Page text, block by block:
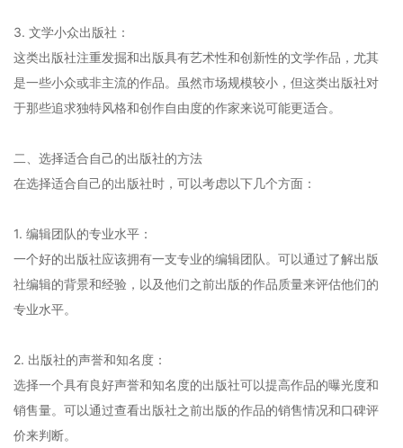
3. 文学小众出版社：
这类出版社注重发掘和出版具有艺术性和创新性的文学作品，尤其
是一些小众或非主流的作品。虽然市场规模较小，但这类出版社对
于那些追求独特风格和创作自由度的作家来说可能更适合。
二、选择适合自己的出版社的方法
在选择适合自己的出版社时，可以考虑以下几个方面：
1. 编辑团队的专业水平：
一个好的出版社应该拥有一支专业的编辑团队。可以通过了解出版
社编辑的背景和经验，以及他们之前出版的作品质量来评估他们的
专业水平。
2. 出版社的声誉和知名度：
选择一个具有良好声誉和知名度的出版社可以提高作品的曝光度和
销售量。可以通过查看出版社之前出版的作品的销售情况和口碑评
价来判断。